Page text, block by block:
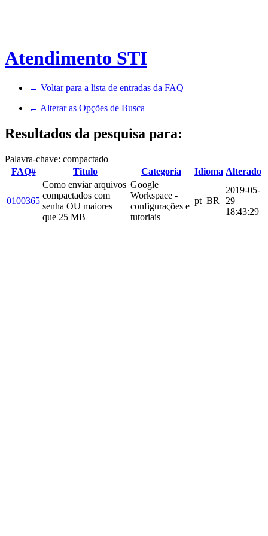
Atendimento STI
← Voltar para a lista de entradas da FAQ
← Alterar as Opções de Busca
Resultados da pesquisa para:
Palavra-chave: compactado
FAQ#
Titulo Categoria Idioma Alterado
0100365
Como enviar arquivos
compactados com
senha OU maiores
que 25 MB
Google
Workspace -
configurações e
tutoriais
pt_BR
2019-05-
29
18:43:29